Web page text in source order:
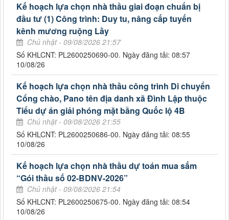
Kế hoạch lựa chọn nhà thầu giai đoạn chuẩn bị
đầu tư (1) Công trình: Duy tu, nâng cấp tuyến
kênh mương ruộng Lầy
Chủ nhật - 09/08/2026 21:57
Số KHLCNT: PL2600250690-00. Ngày đăng tải: 08:57
10/08/26
Kế hoạch lựa chọn nhà thầu công trình Di chuyển
Cổng chào, Pano tên địa danh xã Đình Lập thuộc
Tiểu dự án giải phóng mặt bằng Quốc lộ 4B
Chủ nhật - 09/08/2026 21:55
Số KHLCNT: PL2600250686-00. Ngày đăng tải: 08:55
10/08/26
Kế hoạch lựa chọn nhà thầu dự toán mua sắm
“Gói thầu số 02-BDNV-2026”
Chủ nhật - 09/08/2026 21:54
Số KHLCNT: PL2600250675-00. Ngày đăng tải: 08:54
10/08/26